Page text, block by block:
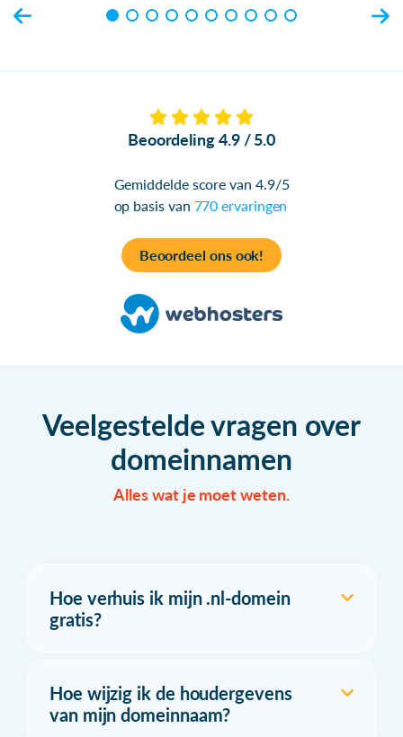
Beoordeling 4.9 / 5.0
Gemiddelde score van 4.9/5
op basis van 770 ervaringen
Beoordeel ons ook!
Veelgestelde vragen over
domeinnamen
Alles wat je moet weten.
Hoe verhuis ik mijn .nl-domein
gratis?
Hoe wijzig ik de houdergevens
van mijn domeinnaam?